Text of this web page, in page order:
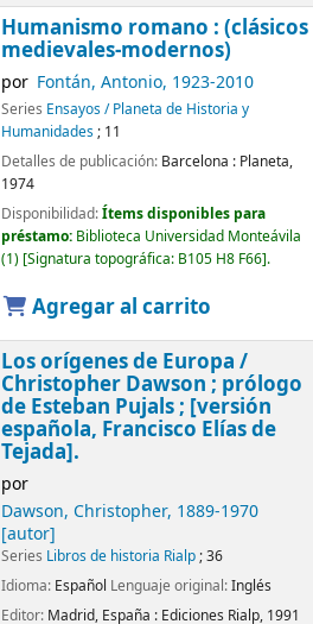
Humanismo romano : (clásicos
medievales-modernos)
por Fontán, Antonio, 1923-2010
Series Ensayos / Planeta de Historia y
Humanidades; 11
Detalles de publicación: Barcelona : Planeta,
1974
Disponibilidad:Ítems disponibles para
préstamo: Biblioteca Universidad Monteávila
(1) Signatura topográfica: B105 H8 F66 .
Agregar al carrito
Los orígenes de Europa /
Christopher Dawson ; prólogo
de Esteban Pujals ; [versión
española, Francisco Elías de
Tejada].
por
Dawson, Christopher, 1889-1970
[autor]
Series Libros de historia Rialp; 36
Idioma: Español Lenguaje original:Inglés
Editor: Madrid, España : Ediciones Rialp, 1991